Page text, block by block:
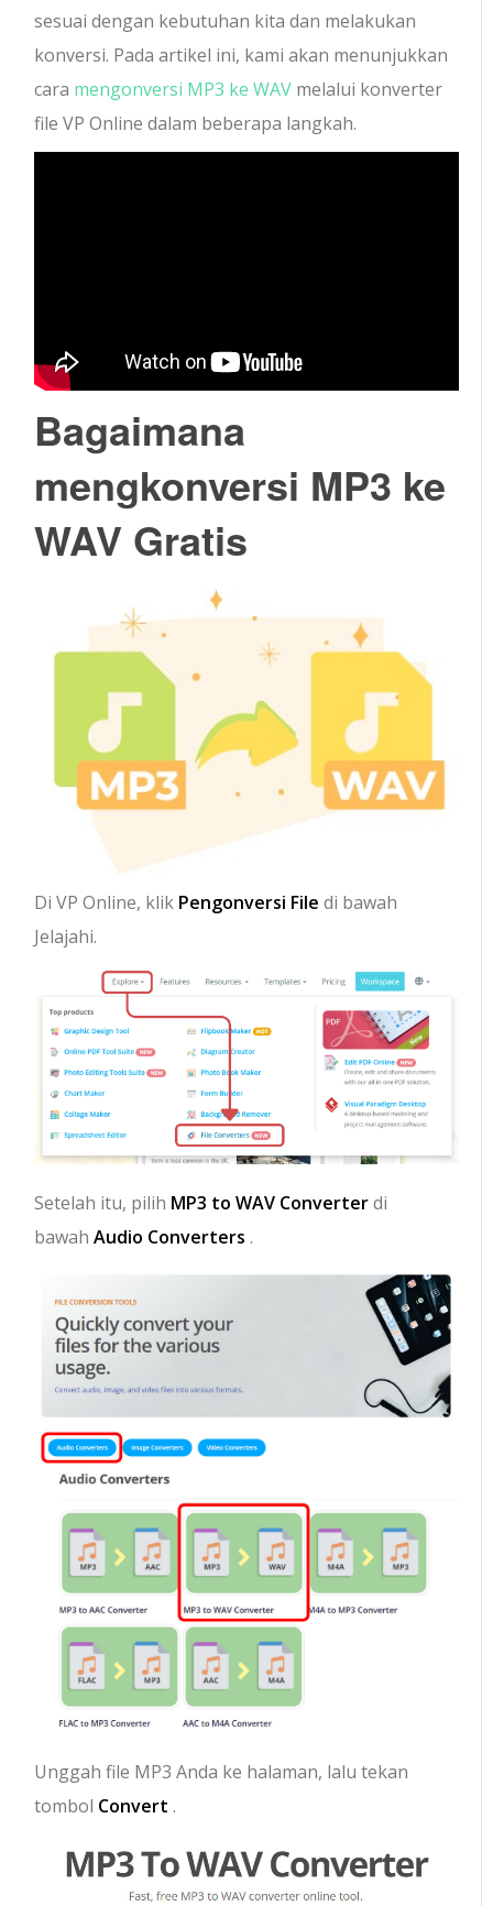
sesuai dengan kebutuhan kita dan melakukan
konversi. Pada artikel ini, kami akan menunjukkan
cara mengonversi MP3 ke WAV melalui konverter
file VP Online dalam beberapa langkah.
Bagaimana
mengkonversi MP3 ke
WAV Gratis
Di VP Online, klik Pengonversi File di bawah
Jelajahi.
Setelah itu, pilih MP3 to WAV Converterdi
bawahAudio Converters .
Unggah file MP3 Anda ke halaman, lalu tekan
tombol Convert .